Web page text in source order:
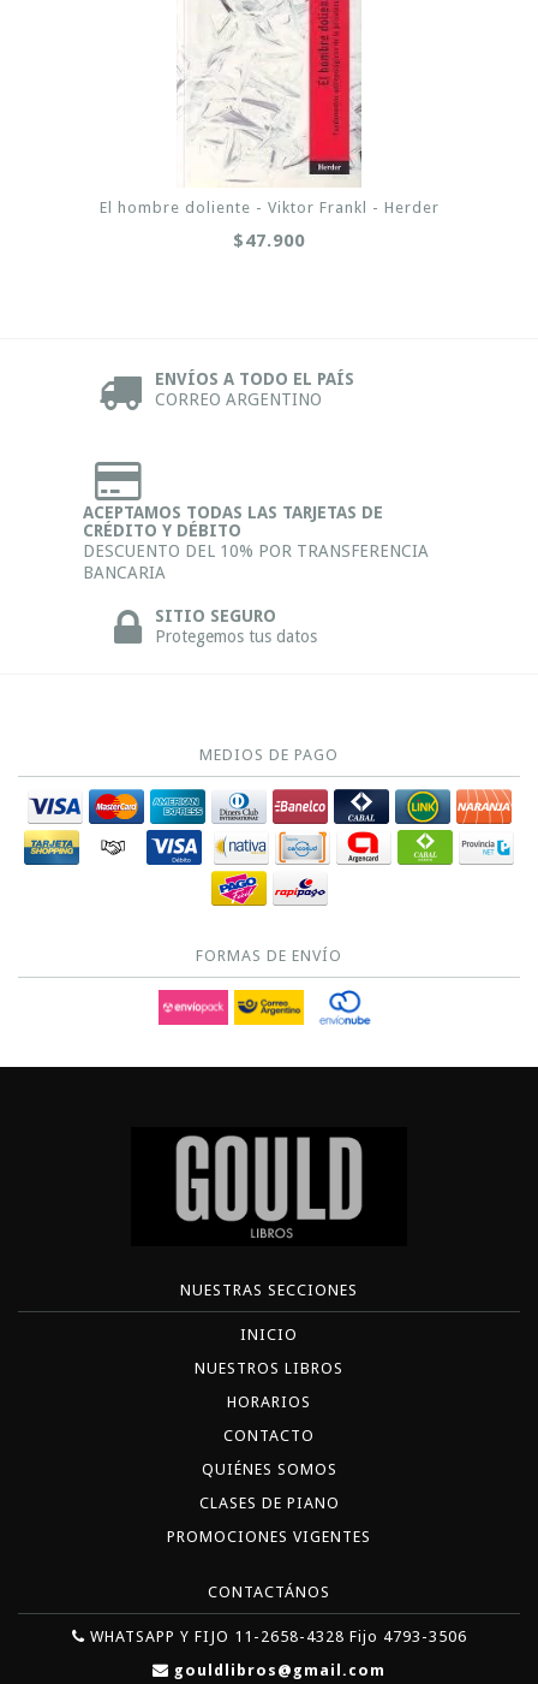
El hombre doliente - Viktor Frankl - Herder
$47.900
ENVÍOS A TODO EL PAÍS
CORREO ARGENTINO
ACEPTAMOS TODAS LAS TARJETAS DE
CRÉDITO Y DÉBITO
DESCUENTO DEL 10% POR TRANSFERENCIA
BANCARIA
SITIO SEGURO
Protegemos tus datos
MEDIOS DE PAGO
FORMAS DE ENVÍO
NUESTRAS SECCIONES
INICIO
NUESTROS LIBROS
HORARIOS
CONTACTO
QUIÉNES SOMOS
CLASES DE PIANO
PROMOCIONES VIGENTES
CONTACTÁNOS
WHATSAPP Y FIJO 11-2658-4328 Fijo 4793-3506
gouldlibros@gmail.com